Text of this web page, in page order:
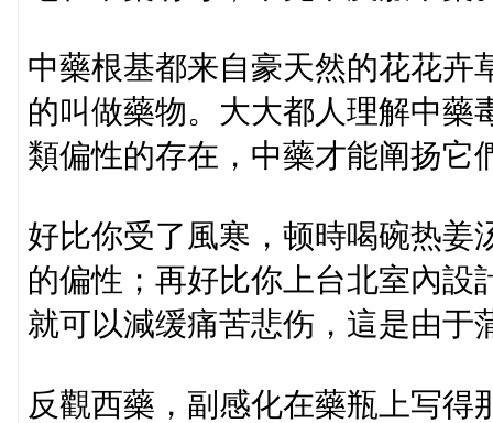
中藥根基都来自豪天然的花花卉
的叫做藥物。大大都人理解中藥
類偏性的存在，中藥才能阐扬它
好比你受了風寒，顿時喝碗热姜
的偏性；再好比你上台北室內設
就可以減缓痛苦悲伤，這是由于
反觀西藥，副感化在藥瓶上写